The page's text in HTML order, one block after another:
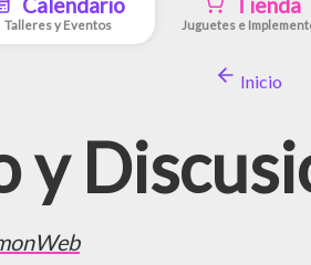
Talleres y Eventos Juguetes e
Inicio
y